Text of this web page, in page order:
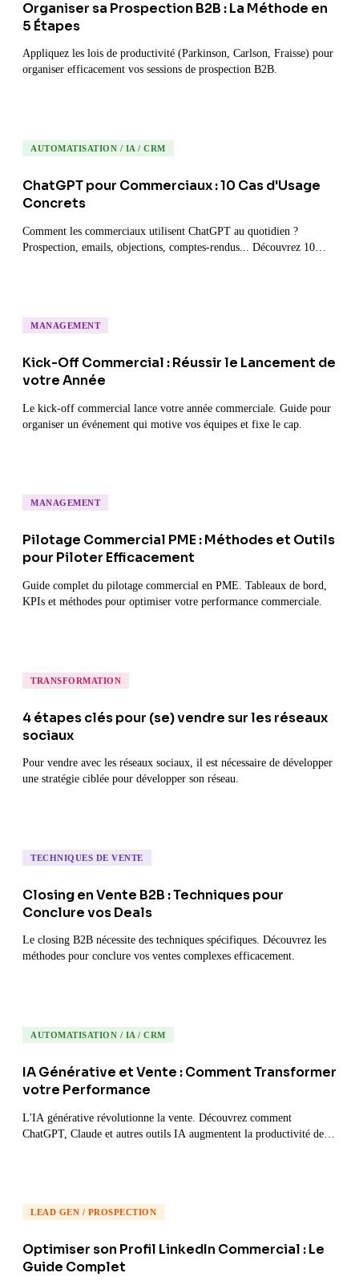
Organiser sa Prospection B2B : La Méthode en
5 Étapes
Appliquez les lois de productivité (Parkinson, Carlson, Fraisse) pour
organiser efficacement vos sessions de prospection B2B.
AUTOMATISATION / IA / CRM
ChatGPT pour Commerciaux : 10 Cas d'Usage
Concrets
Comment les commerciaux utilisent ChatGPT au quotidien ?
Prospection, emails, objections, comptes-rendus... Découvrez 10
MANAGEMENT
Kick-Off Commercial : Réussir le Lancement de
votre Année
Le kick-off commercial lance votre année commerciale. Guide pour
organiser un événement qui motive vos équipes et fixe le cap.
MANAGEMENT
Pilotage Commercial PME : Méthodes et Outils
pour Piloter Efficacement
Guide complet du pilotage commercial en PME. Tableaux de bord,
KPIs et méthodes pour optimiser votre performance commerciale.
TRANSFORMATION
4 étapes clés pour (se) vendre sur les réseaux
sociaux
Pour vendre avec les réseaux sociaux, il est nécessaire de développer
une stratégie ciblée pour développer son réseau.
TECHNIQUES DE VENTE
Closing en Vente B2B : Techniques pour
Conclure vos Deals
Le closing B2B nécessite des techniques spécifiques. Découvrez les
méthodes pour conclure vos ventes complexes efficacement.
AUTOMATISATION / IA / CRM
IA Générative et Vente : Comment Transformer
votre Performance
L'IA générative révolutionne la vente. Découvrez comment
ChatGPT, Claude et autres outils IA augmentent la productivité des
LEAD GEN / PROSPECTION
Optimiser son Profil LinkedIn Commercial : Le
Guide Complet